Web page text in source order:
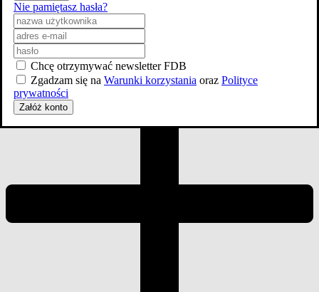
Nie pamiętasz hasła?
Chcę otrzymywać newsletter FDB
Zgadzam się na Warunki korzystania oraz Polityce
prywatności
Załóż konto